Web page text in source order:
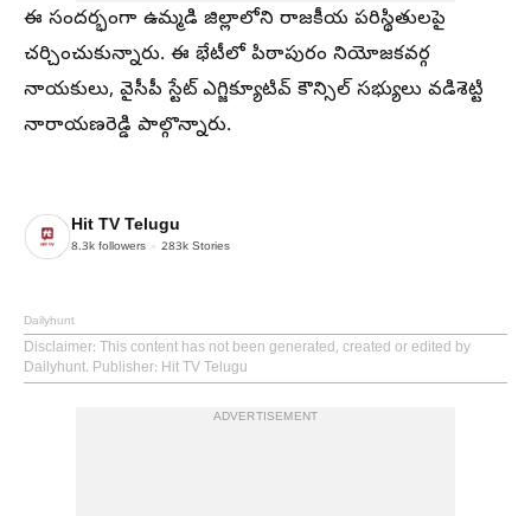
ఈ సందర్భంగా ఉమ్మడి జిల్లాలోని రాజకీయ పరిస్థితులపై
చర్చించుకున్నారు. ఈ భేటీలో పిఠాపురం నియోజకవర్గ
నాయకులు, వైసీపీ స్టేట్ ఎగ్జిక్యూటివ్ కౌన్సిల్ సభ్యులు వడిశెట్టి
నారాయణరెడ్డి పాల్గొన్నారు.
Hit TV Telugu
8.3k followers 283k Stories
Dailyhunt
Disclaimer: This content has not been generated, created or edited by
Dailyhunt. Publisher: Hit TV Telugu
ADVERTISEMENT